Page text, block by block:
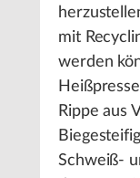
mit
werden
Rippe aus
Schweiß-